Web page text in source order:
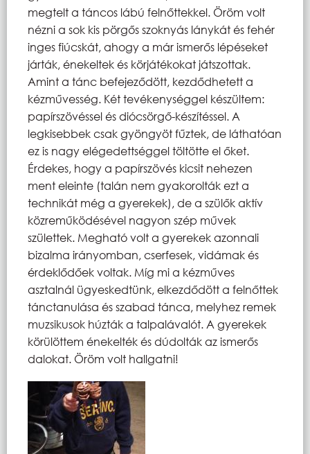
megtelt a táncos lábú felnőttekkel. Öröm volt
nézni a sok kis pörgős szoknyás lánykát és fehér
inges fiúcskát, ahogy a már ismerős lépéseket
járták, énekeltek és körjátékokat játszottak.
Amint a tánc befejeződött, kezdődhetett a
kézművesség. Két tevékenységgel készültem:
papírszövéssel és diócsörgő-készítéssel. A
legkisebbek csak gyöngyöt fűztek, de láthatóan
ez is nagy elégedettséggel töltötte el őket.
Érdekes, hogy a papírszövés kicsit nehezen
ment eleinte (talán nem gyakorolták ezt a
technikát még a gyerekek), de a szülők aktív
közreműködésével nagyon szép művek
születtek. Megható volt a gyerekek azonnali
bizalma irányomban, cserfesek, vidámak és
érdeklődőek voltak. Míg mi a kézműves
asztalnál ügyeskedtünk, elkezdődött a felnőttek
tánctanulása és szabad tánca, melyhez remek
muzsikusok húzták a talpalávalót. A gyerekek
körülöttem énekelték és dúdolták az ismerős
dalokat. Öröm volt hallgatni!